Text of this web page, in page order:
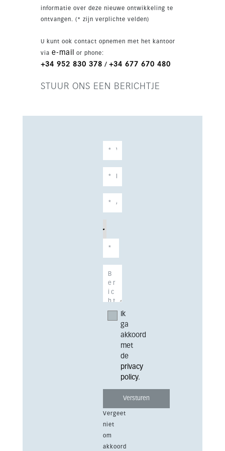
slaapkamers, een entertainmentruimte met
fitnessruimte, een binnenzwembad en een
sauna. Verder beschikt de woning over
vloerverwarming, airconditioning, dubbel glas,
bijzonder Marbella-huis met privacy, luxe en
informatie over deze nieuwe ontwikkeling te
ontvangen. (* zijn verplichte velden)
U kunt ook contact opnemen met het kantoor
via e-mail or phone:
+34 952 830 378 / +34 677 670 480
STUUR ONS EEN BERICHTJE
Ik
ga
akkoord
met
de
privacy
policy.
Vergeet
niet
om
akkoord